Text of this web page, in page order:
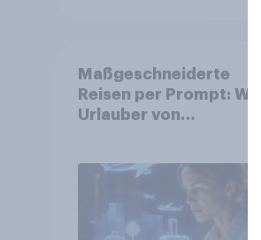
Maßgeschneiderte
Reisen per Prompt: Was
Urlauber von
Tools bei der
Reiseplanung bereits
genutzt werden